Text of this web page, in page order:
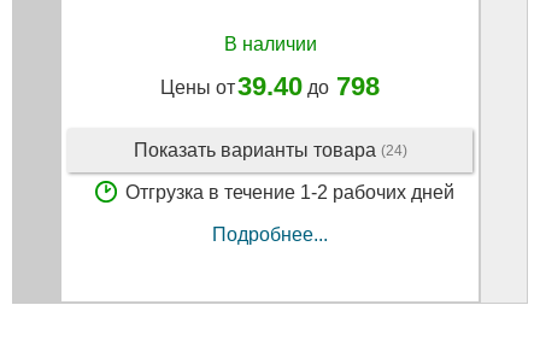
В наличии
Цены от39.40 до 798
Показать варианты товара (24)
Отгрузка в течение 1-2 рабочих дней
Подробнее...